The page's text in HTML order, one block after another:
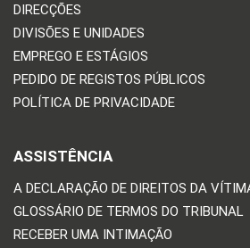
DIRECÇÕES
DIVISÕES E UNIDADES
EMPREGO E ESTÁGIOS
PEDIDO DE REGISTOS PÚBLICOS
POLÍTICA DE PRIVACIDADE
ASSISTÊNCIA
A DECLARAÇÃO DE DIREITOS DA
GLOSSÁRIO DE TERMOS DO TRIBUNAL
RECEBER UMA INTIMAÇÃO